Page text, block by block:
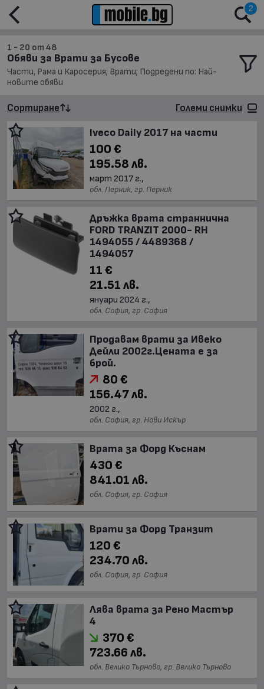
2
1 - 20 от 48
Обяви за Врати за Бусове
Части, Рама и Каросерия; Врати; Подредени по: Най-
новите обяви
Сортиране Големи снимки
Iveco Daily 2017 на части
100 €
195.58 лв.
март 2017 г.,
обл. Перник, гр. Перник
Дръжка врата страннична
FORD TRANZIT 2000- RH
1494055 / 4489368 /
1494057
11 €
21.51 лв.
януари 2024 г.,
обл. София, гр. София
Продавам врати за Ивеко
Дейли 2002г.Цената е за
брой.
80 €
156.47 лв.
2002 г.,
обл. София, гр. Нови Искър
Врата за Форд Къснам
430 €
841.01 лв.
обл. София, гр. София
Врати за Форд Транзит
120 €
234.70 лв.
обл. София, гр. София
Лява врата за Рено Мастър
4
370 €
723.66 лв.
обл. Велико Търново, гр. Велико Търново